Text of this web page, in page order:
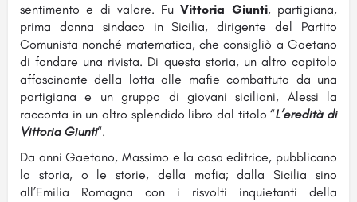
sentimento e di valore. FuVittoria Giunti, partigiana,
prima donna sindaco in Sicilia, dirigente del Partito
Comunista nonché matematica, che consigliò a Gaetano
di fondare una rivista. Di questa storia, un altro capitolo
affascinante della lotta alle mafie combattuta da una
partigiana e un gruppo di giovani siciliani, Alessi la
racconta in un altro splendido libro dal titolo “L’eredità di
Vittoria Giunti“.
Da anni Gaetano, Massimo e la casa editrice, pubblicano
la storia, o le storie, della mafia; dalla Sicilia sino
all’Emilia Romagna con i risvolti inquietanti della